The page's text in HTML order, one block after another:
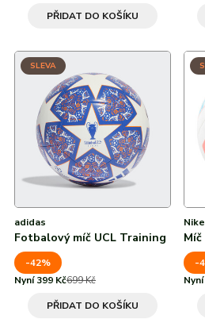
PŘIDAT DO KOŠÍKU
SLEVA
adidas
Fotbalový míč UCL Training
-42%
Nyní 399 Kč699 Kč
PŘIDAT DO KOŠÍKU
Nike
-